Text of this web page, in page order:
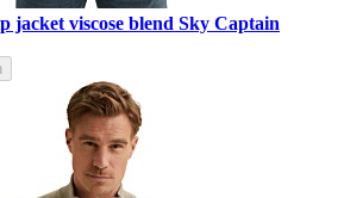
jacket viscose blend Sky Captain